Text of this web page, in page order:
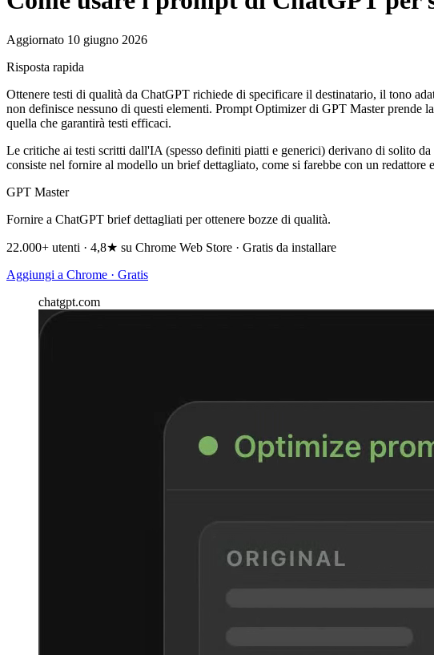
Aggiornato 10 giugno 2026
Risposta rapida
Ottenere testi di qualità da ChatGPT richiede di specificare il destinatario, il tono
non definisce nessuno di questi elementi. Prompt Optimizer di GPT Master prende
quella che garantirà testi efficaci.
Le critiche ai testi scritti dall'IA (spesso definiti piatti e generici) derivano di solito
consiste nel fornire al modello un brief dettagliato, come si farebbe con un redattore
GPT Master
Fornire a ChatGPT brief dettagliati per ottenere bozze di qualità.
22.000+ utenti · 4,8★ su Chrome Web Store · Gratis da installare
Aggiungi a Chrome · Gratis
chatgpt.com